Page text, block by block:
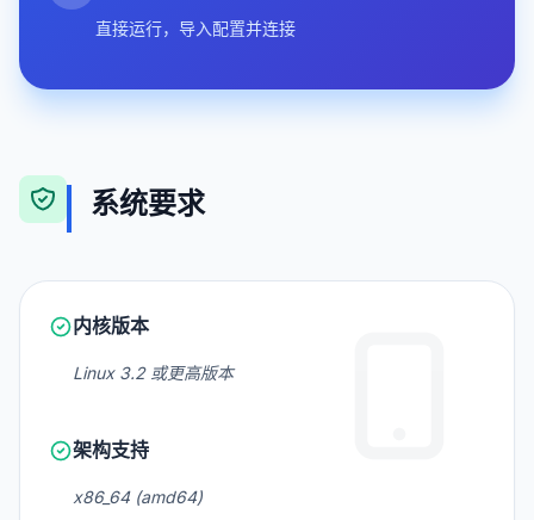
直接运行，导入配置并连接
系统要求
内核版本
Linux 3.2 或更高版本
架构支持
x86_64 (amd64)